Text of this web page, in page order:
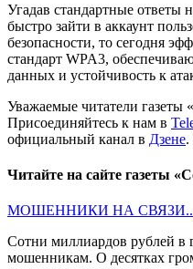
Угадав стандартные
быстро зайти в аккаунт
безопасности, то сегодня
стандарт WPA3,
данных и устойчивость к
Уважаемые читатели
Присоединяйтесь к нам в
официальный канал в Дзене.
Читайте на сайте газеты
МОШЕННИКИ НА
Сотни миллиардов рублей в
мошенникам. О десятках